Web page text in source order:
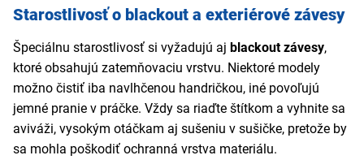
Starostlivosť o blackout a exteriérové závesy
Špeciálnu starostlivosť si vyžadujú aj blackout závesy,
ktoré obsahujú zatemňovaciu vrstvu. Niektoré modely
možno čistiť iba navlhčenou handričkou, iné povoľujú
jemné pranie v práčke. Vždy sa riaďte štítkom a vyhnite sa
aviváži, vysokým otáčkam aj sušeniu v sušičke, pretože by
sa mohla poškodiť ochranná vrstva materiálu.